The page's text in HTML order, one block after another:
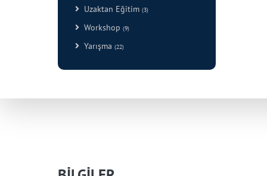
Uzaktan Eğitim (3)
Workshop (9)
Yarışma (22)